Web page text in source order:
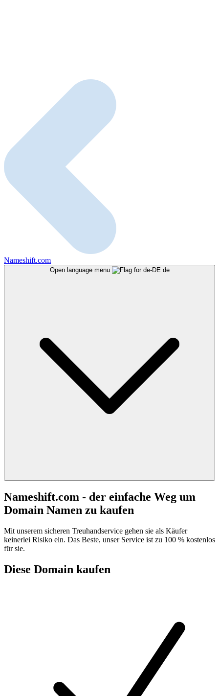
Nameshift.com
Open language menu de
Nameshift.com - der einfache Weg um
Domain Namen zu kaufen
Mit unserem sicheren Treuhandservice gehen sie als Käufer
keinerlei Risiko ein. Das Beste, unser Service ist zu 100 % kostenlos
für sie.
Diese Domain kaufen